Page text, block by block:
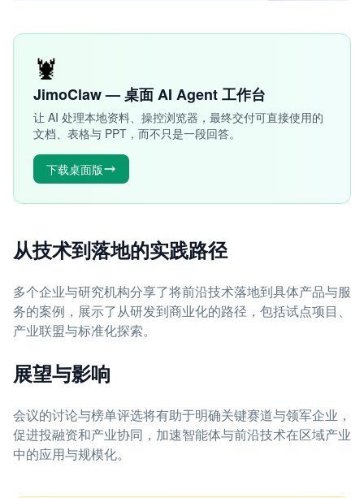
🦞
JimoClaw — 桌面 AI Agent 工作台
让 AI 处理本地资料、操控浏览器，最终交付可直接使用的
文档、表格与 PPT，而不只是一段回答。
下载桌面版
从技术到落地的实践路径
多个企业与研究机构分享了将前沿技术落地到具体产品与服
务的案例，展示了从研发到商业化的路径，包括试点项目、
产业联盟与标准化探索。
展望与影响
会议的讨论与榜单评选将有助于明确关键赛道与领军企业，
促进投融资和产业协同，加速智能体与前沿技术在区域产业
中的应用与规模化。